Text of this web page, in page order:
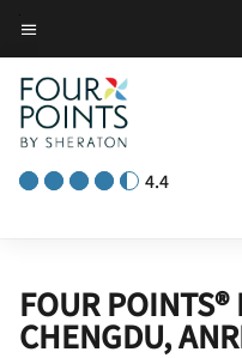
Skip
to
main
content
菜单文本
4.4
FOUR POINTS®
CHENGDU,